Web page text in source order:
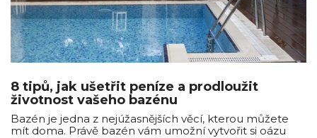
8 tipů, jak ušetřit peníze a prodloužit
životnost vašeho bazénu
Bazén je jedna z nejúžasnějších věcí, kterou můžete
mít doma. Právě bazén vám umožní vytvořit si oázu